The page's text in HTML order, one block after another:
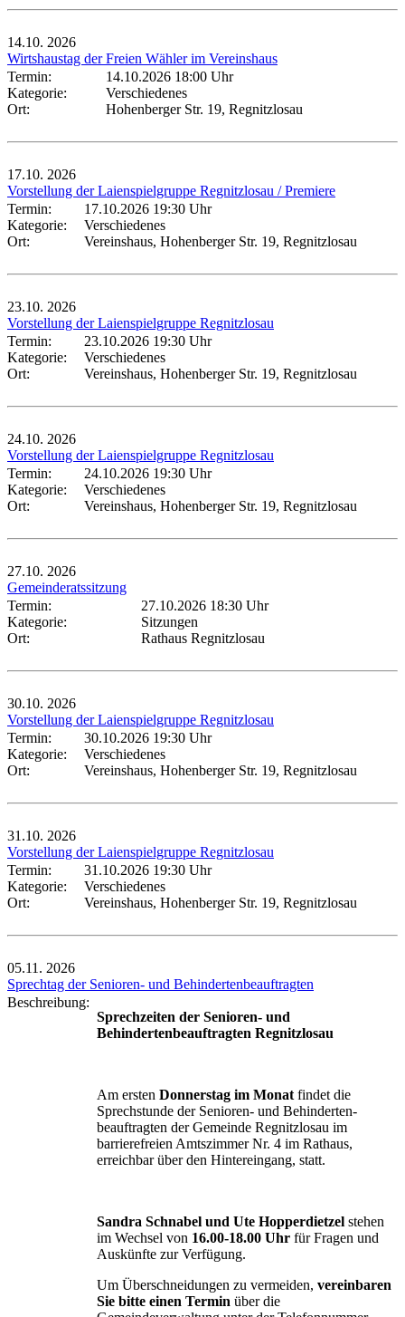
14.10. 2026
Wirtshaustag der Freien Wähler im Vereinshaus
Termin:
14.10.2026 18:00 Uhr
Kategorie:
Verschiedenes
Ort:
Hohenberger Str. 19, Regnitzlosau
17.10. 2026
Vorstellung der Laienspielgruppe Regnitzlosau / Premiere
Termin:
17.10.2026 19:30 Uhr
Kategorie:
Verschiedenes
Ort:
Vereinshaus, Hohenberger Str. 19, Regnitzlosau
23.10. 2026
Vorstellung der Laienspielgruppe Regnitzlosau
Termin:
23.10.2026 19:30 Uhr
Kategorie:
Verschiedenes
Ort:
Vereinshaus, Hohenberger Str. 19, Regnitzlosau
24.10. 2026
Vorstellung der Laienspielgruppe Regnitzlosau
Termin:
24.10.2026 19:30 Uhr
Kategorie:
Verschiedenes
Ort:
Vereinshaus, Hohenberger Str. 19, Regnitzlosau
27.10. 2026
Gemeinderatssitzung
Termin:
27.10.2026 18:30 Uhr
Kategorie:
Sitzungen
Ort:
Rathaus Regnitzlosau
30.10. 2026
Vorstellung der Laienspielgruppe Regnitzlosau
Termin:
30.10.2026 19:30 Uhr
Kategorie:
Verschiedenes
Ort:
Vereinshaus, Hohenberger Str. 19, Regnitzlosau
31.10. 2026
Vorstellung der Laienspielgruppe Regnitzlosau
Termin:
31.10.2026 19:30 Uhr
Kategorie:
Verschiedenes
Ort:
Vereinshaus, Hohenberger Str. 19, Regnitzlosau
05.11. 2026
Sprechtag der Senioren- und Behindertenbeauftragten
Beschreibung:
Sprechzeiten der Senioren- und
Behindertenbeauftragten Regnitzlosau
Am ersten Donnerstag im Monat findet die
Sprechstunde der Senioren- und Behinderten-
beauftragten der Gemeinde Regnitzlosau im
barrierefreien Amtszimmer Nr. 4 im Rathaus,
erreichbar über den Hintereingang, statt.
Sandra Schnabel und Ute Hopperdietzel stehen
im Wechsel von 16.00-18.00 Uhr für Fragen und
Auskünfte zur Verfügung.
Um Überschneidungen zu vermeiden, vereinbaren
Sie bitte einen Termin über die